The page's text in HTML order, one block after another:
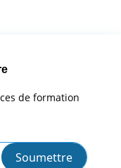
de formation